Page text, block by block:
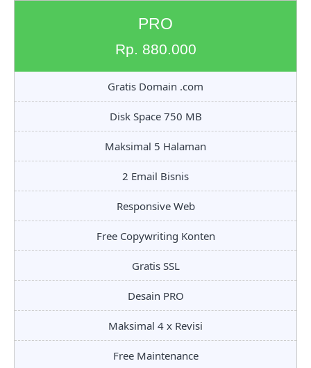
PRO
Rp. 880.000
Gratis Domain .com
Disk Space 750 MB
Maksimal 5 Halaman
2 Email Bisnis
Responsive Web
Free Copywriting Konten
Gratis SSL
Desain PRO
Maksimal 4 x Revisi
Free Maintenance